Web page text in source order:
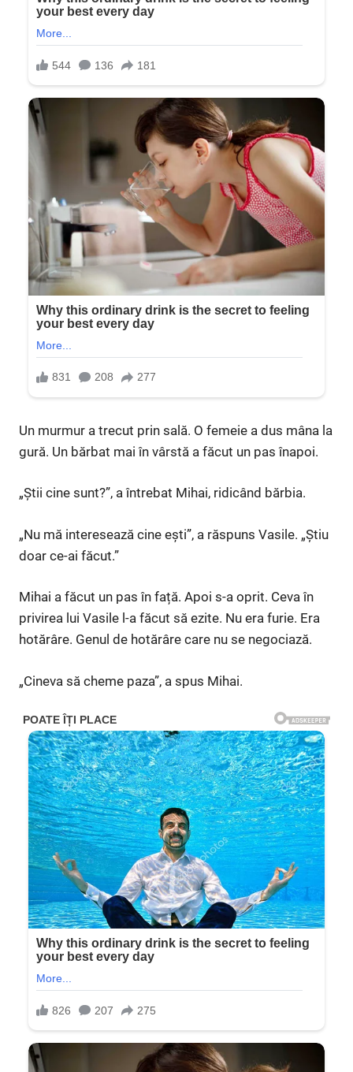
Un murmur a trecut prin sală. O femeie a dus mâna la
gură. Un bărbat mai în vârstă a făcut un pas înapoi.
„Știi cine sunt?”, a întrebat Mihai, ridicând bărbia.
„Nu mă interesează cine ești”, a răspuns Vasile. „Știu
doar ce-ai făcut.”
Mihai a făcut un pas în față. Apoi s-a oprit. Ceva în
privirea lui Vasile l-a făcut să ezite. Nu era furie. Era
hotărâre. Genul de hotărâre care nu se negociază.
„Cineva să cheme paza”, a spus Mihai.